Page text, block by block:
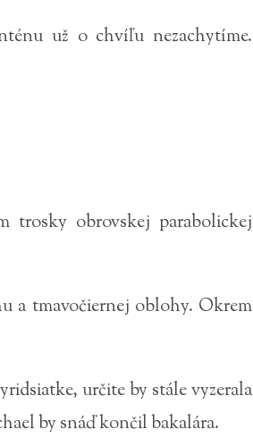
už o chvíľu nezachytíme.
trosky obrovskej parabolickej
a tmavočiernej oblohy. Okrem
určite by stále vyzerala
by snáď končil bakalára.